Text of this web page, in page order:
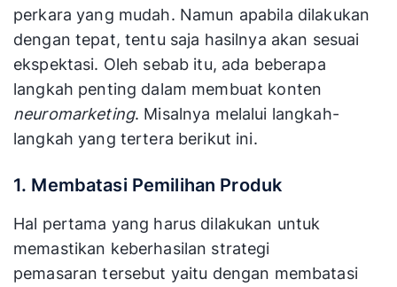
perkara yang mudah. Namun apabila dilakukan
dengan tepat, tentu saja hasilnya akan sesuai
ekspektasi. Oleh sebab itu, ada beberapa
langkah penting dalam membuat konten
neuromarketing. Misalnya melalui langkah-
langkah yang tertera berikut ini.
1. Membatasi Pemilihan Produk
Hal pertama yang harus dilakukan untuk
memastikan keberhasilan strategi
pemasaran tersebut yaitu dengan membatasi